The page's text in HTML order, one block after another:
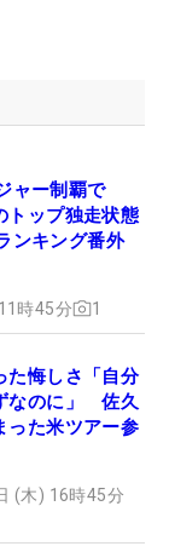
後は来季の
コガ（米国）
り、リランキ
に滑り込ん
。この試合
と思い、今
。少しは攻め
したかなと。
に出て、も
だ。
ャー制覇で
ップ独走状態
ンキング番外
時45分 1
た悔しさ「自分
なのに」 佐久
った米ツアー参
(木) 16時45分